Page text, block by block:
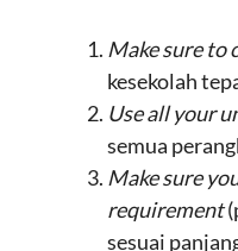
Make sure to
kesekolah
Use all your
semua
Make sure
requirement
sesuai